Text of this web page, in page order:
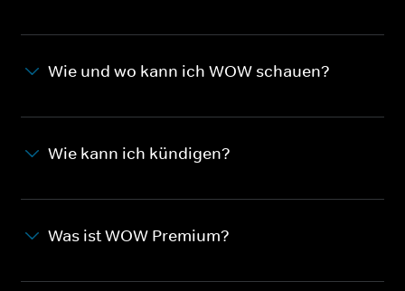
Wie und wo kann ich WOW schauen?
Wie kann ich kündigen?
Was ist WOW Premium?